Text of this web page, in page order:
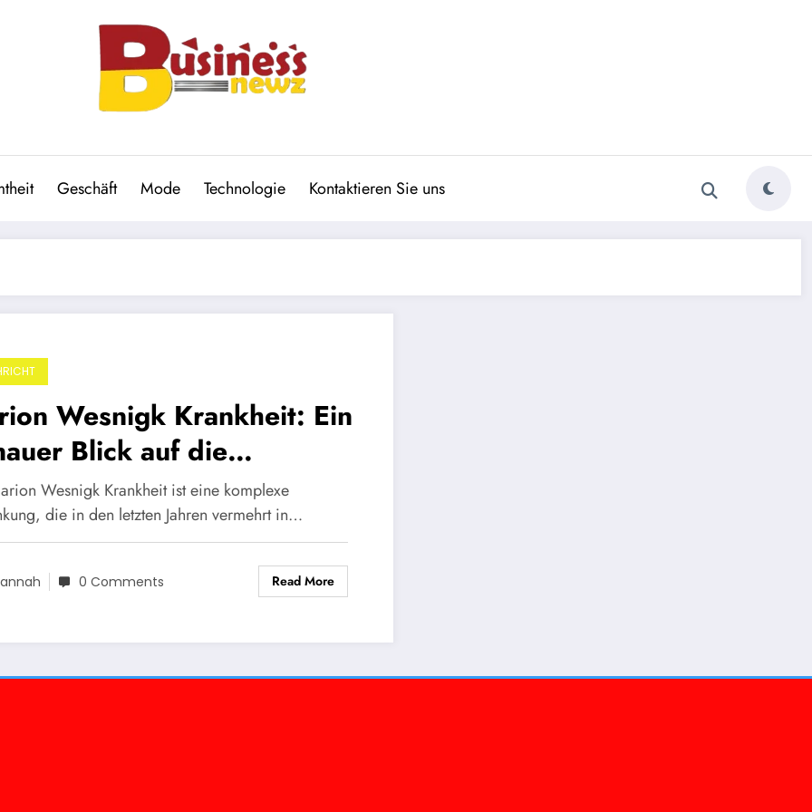
Geschäft Mode Technologie Kontaktieren Sie uns
Wesnigk Krankheit: Ein
Blick auf die
und
Wesnigk Krankheit ist eine komplexe
die in den letzten Jahren vermehrt in…
0 Comments Read More